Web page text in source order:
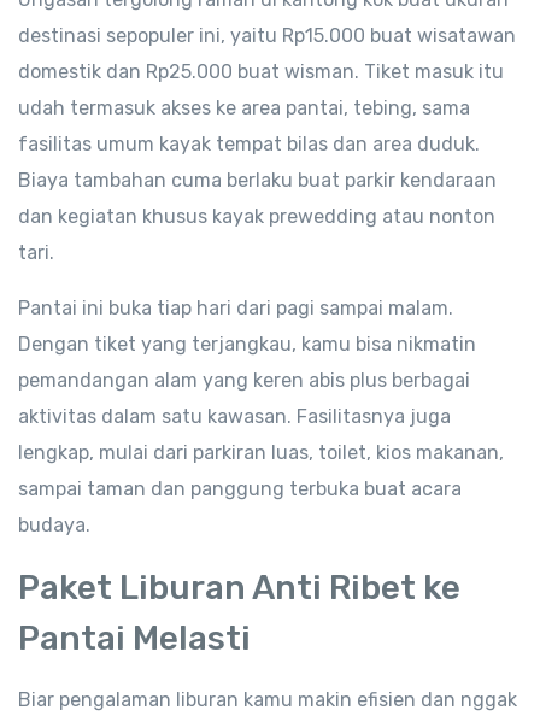
destinasi sepopuler ini, yaitu Rp15.000 buat wisatawan
domestik dan Rp25.000 buat wisman. Tiket masuk itu
udah termasuk akses ke area pantai, tebing, sama
fasilitas umum kayak tempat bilas dan area duduk.
Biaya tambahan cuma berlaku buat parkir kendaraan
dan kegiatan khusus kayak prewedding atau nonton
tari.
Pantai ini buka tiap hari dari pagi sampai malam.
Dengan tiket yang terjangkau, kamu bisa nikmatin
pemandangan alam yang keren abis plus berbagai
aktivitas dalam satu kawasan. Fasilitasnya juga
lengkap, mulai dari parkiran luas, toilet, kios makanan,
sampai taman dan panggung terbuka buat acara
budaya.
Paket Liburan Anti Ribet ke
Pantai Melasti
Biar pengalaman liburan kamu makin efisien dan nggak